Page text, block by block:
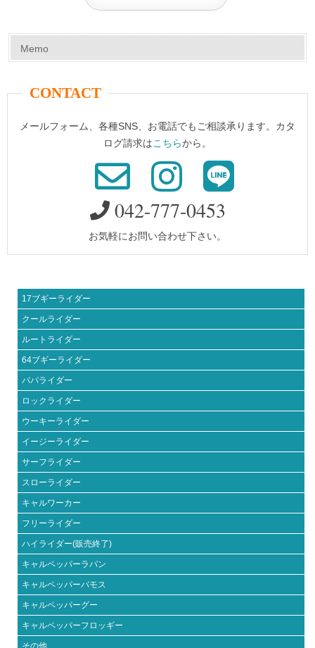
k
Memo
CONTACT
メールフォーム、各種SNS、お電話でもご相談承ります。カタ
ログ請求はこちらから。
042-777-0453
お気軽にお問い合わせ下さい。
17ブギーライダー
クールライダー
ルートライダー
64ブギーライダー
パパライダー
ロックライダー
ウーキーライダー
イージーライダー
サーフライダー
スローライダー
キャルワーカー
フリーライダー
ハイライダー(販売終了)
キャルペッパーラパン
キャルペッパーバモス
キャルペッパーグー
キャルペッパーフロッギー
その他